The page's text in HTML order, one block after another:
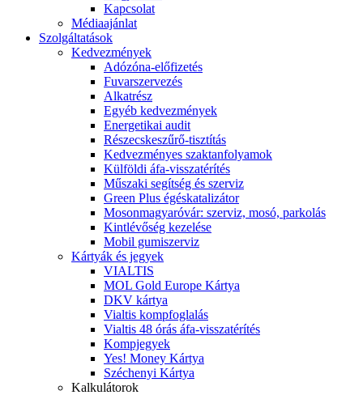
Kapcsolat
Médiaajánlat
Szolgáltatások
Kedvezmények
Adózóna-előfizetés
Fuvarszervezés
Alkatrész
Egyéb kedvezmények
Energetikai audit
Részecskeszűrő-tisztítás
Kedvezményes szaktanfolyamok
Külföldi áfa-visszatérítés
Műszaki segítség és szerviz
Green Plus égéskatalizátor
Mosonmagyaróvár: szerviz, mosó, parkolás
Kintlévőség kezelése
Mobil gumiszerviz
Kártyák és jegyek
VIALTIS
MOL Gold Europe Kártya
DKV kártya
Vialtis kompfoglalás
Vialtis 48 órás áfa-visszatérítés
Kompjegyek
Yes! Money Kártya
Széchenyi Kártya
Kalkulátorok